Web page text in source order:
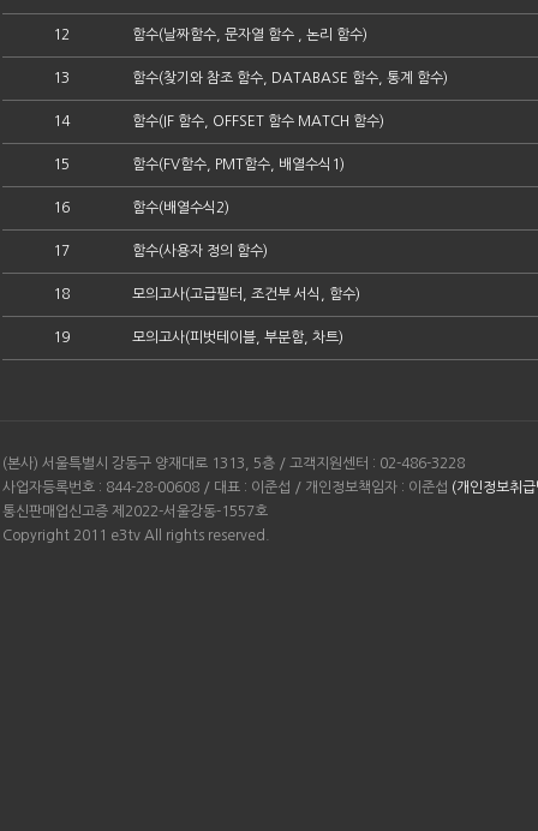
12 함수(날짜함수, 문자열 함수 , 논리 함수)
13 함수(찾기와 참조 함수, DATABASE 함수, 통계 함수)
14 함수(IF 함수, OFFSET 함수 MATCH 함수)
15 함수(FV함수, PMT함수, 배열수식1)
16 함수(배열수식2)
17 함수(사용자 정의 함수)
18 모의고사(고급필터, 조건부 서식, 함수)
19 모의고사(피벗테이블, 부분함, 차트)
(본사) 서울특별시 강동구 양재대로 1313, 5층 / 고객지원센터 : 02-486-3228
사업자등록번호 : 844-28-00608 / 대표 : 이준섭 / 개인정보책임자 : 이준섭 (개인정보취
통신판매업신고증 제2022-서울강동-1557호
Copyright 2011 e3tv All rights reserved.